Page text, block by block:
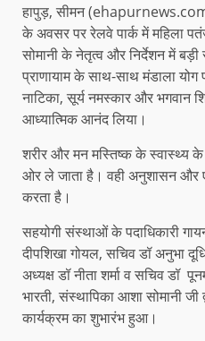
हापुड़, सीमन
के अवसर पर रेलवे पार्क में महिला
सोमानी के नेतृत्व और निर्देशन में
प्राणायाम के साथ-साथ मंडाला योग
नाटिका, सूर्य नमस्कार और भगवान
आध्यात्मिक आनंद लिया।
शरीर और मन मस्तिष्क के स्वास्थ्य
ओर ले जाता है। वही अनुशासन और
करता है।
सहयोगी संस्थाओं के पदाधिकारी
दीपशिखा गोयल, सचिव डॉ अनुभा
अध्यक्ष डॉ नीता शर्मा व सचिव डॉ
भारती, संस्थापिका आशा सोमानी जी
कार्यक्रम का शुभारंभ हुआ।